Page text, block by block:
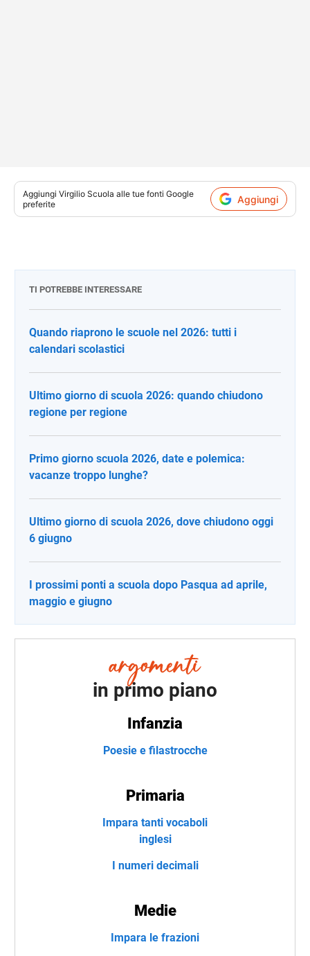
Aggiungi Virgilio Scuola alle tue fonti Google
preferite
Aggiungi
TI POTREBBE INTERESSARE
Quando riaprono le scuole nel 2026: tutti i
calendari scolastici
Ultimo giorno di scuola 2026: quando chiudono
regione per regione
Primo giorno scuola 2026, date e polemica:
vacanze troppo lunghe?
Ultimo giorno di scuola 2026, dove chiudono oggi
6 giugno
I prossimi ponti a scuola dopo Pasqua ad aprile,
maggio e giugno
in primo piano
Infanzia
Poesie e filastrocche
Primaria
Impara tanti vocaboli
inglesi
I numeri decimali
Medie
Impara le frazioni